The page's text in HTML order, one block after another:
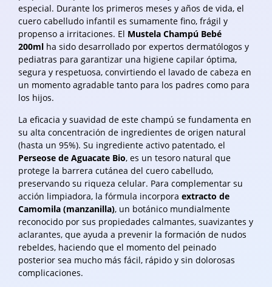
especial. Durante los primeros meses y años de vida, el
cuero cabelludo infantil es sumamente fino, frágil y
propenso a irritaciones. El Mustela Champú Bebé
200ml ha sido desarrollado por expertos dermatólogos y
pediatras para garantizar una higiene capilar óptima,
segura y respetuosa, convirtiendo el lavado de cabeza en
un momento agradable tanto para los padres como para
los hijos.
La eficacia y suavidad de este champú se fundamenta en
su alta concentración de ingredientes de origen natural
(hasta un 95%). Su ingrediente activo patentado, el
Perseose de Aguacate Bio, es un tesoro natural que
protege la barrera cutánea del cuero cabelludo,
preservando su riqueza celular. Para complementar su
acción limpiadora, la fórmula incorpora extracto de
Camomila (manzanilla), un botánico mundialmente
reconocido por sus propiedades calmantes, suavizantes y
aclarantes, que ayuda a prevenir la formación de nudos
rebeldes, haciendo que el momento del peinado
posterior sea mucho más fácil, rápido y sin dolorosas
complicaciones.